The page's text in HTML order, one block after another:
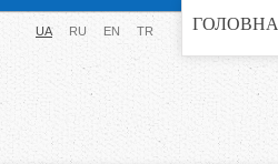
Jump to navigation ГОЛОВНА
UA RU EN TR